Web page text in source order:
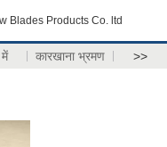
Blades Products Co. ltd
में कारखाना भ्रमण >>